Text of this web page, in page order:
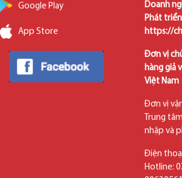
Google Play
App Store
Doanh
Phát
https://
Đơn vị
hàng giả
Việt Nam
Đơn vị
Trung
nhập và
Điện
Hotline: